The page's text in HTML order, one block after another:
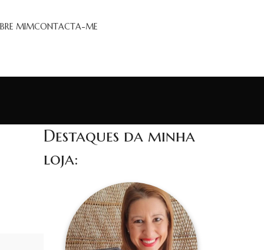
MIMCONTACTA-ME
Destaques da minha
loja: